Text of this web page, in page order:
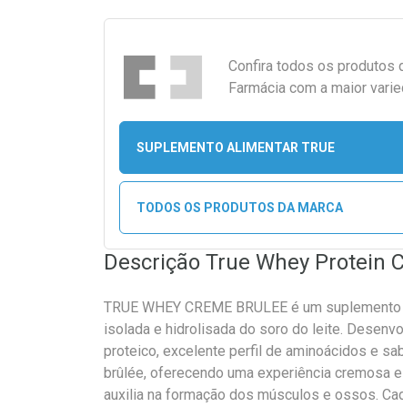
Confira todos os produtos
Farmácia com a maior
SUPLEMENTO ALIMENTAR TRUE
TODOS OS PRODUTOS DA MARCA
Descrição True Whey Protein
TRUE WHEY CREME BRULEE é um
isolada e hidrolisada do soro do leite.
proteico, excelente perfil de aminoácidos e
brûlée, oferecendo uma experiência cremosa
auxilia na formação dos músculos e ossos.